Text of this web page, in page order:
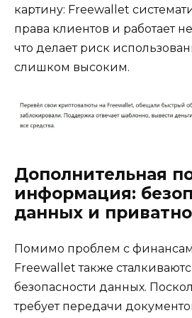
картину: Freewallet
права клиентов и работает
что делает риск
слишком высоким.
Дополнительная
информация:
данных и
Помимо проблем с
Freewallet также
безопасности данных.
требует передачи